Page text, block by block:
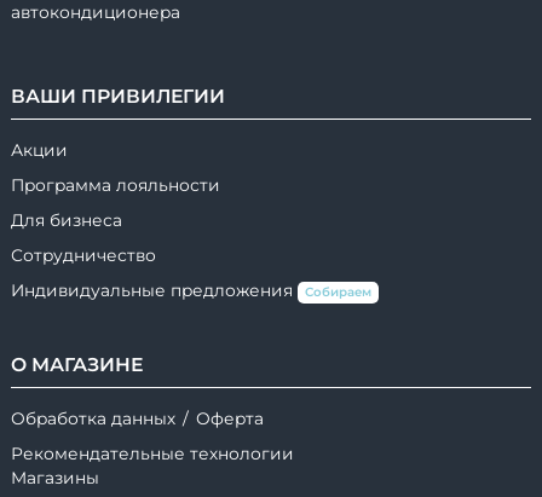
автокондиционера
ВАШИ ПРИВИЛЕГИИ
Акции
Программа лояльности
Для бизнеса
Сотрудничество
Индивидуальные предложения
Собираем
О МАГАЗИНЕ
Обработка данных / Оферта
Рекомендательные технологии
Магазины